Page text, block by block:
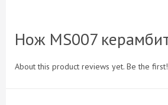
Нож MS007
About this product reviews yet. Be the first!